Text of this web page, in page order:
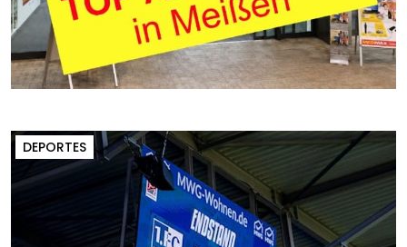
DEPORTES